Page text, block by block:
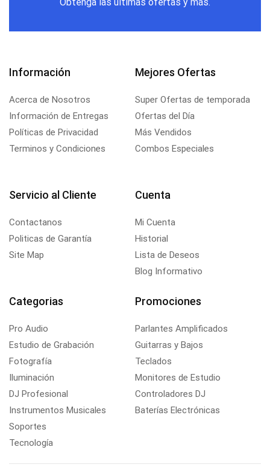
Información
Acerca de Nosotros
Información de Entregas
Políticas de Privacidad
Terminos y Condiciones
Mejores Ofertas
Super Ofertas de temporada
Ofertas del Día
Más Vendidos
Combos Especiales
Servicio al Cliente
Contactanos
Politicas de Garantía
Site Map
Cuenta
Mi Cuenta
Historial
Lista de Deseos
Blog Informativo
Categorias
Pro Audio
Estudio de Grabación
Fotografía
Iluminación
DJ Profesional
Instrumentos Musicales
Soportes
Tecnología
Promociones
Parlantes Amplificados
Guitarras y Bajos
Teclados
Monitores de Estudio
Controladores DJ
Baterías Electrónicas